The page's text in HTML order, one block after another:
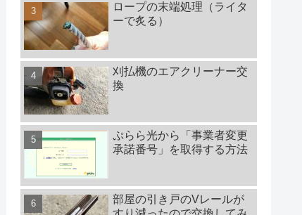
ロープの末端処理（ライタ
ーで炙る）
刈払機のエアクリーナー交
換
ぷらら光から「事業者変更
承諾番号」を取得する方法
部屋の引き戸のVレールが